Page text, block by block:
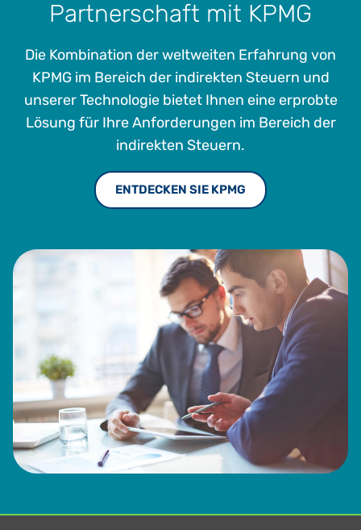
Partnerschaft mit KPMG
Die Kombination der weltweiten Erfahrung von
KPMG im Bereich der indirekten Steuern und
unserer Technologie bietet Ihnen eine erprobte
Lösung für Ihre Anforderungen im Bereich der
indirekten Steuern.
ENTDECKEN SIE KPMG